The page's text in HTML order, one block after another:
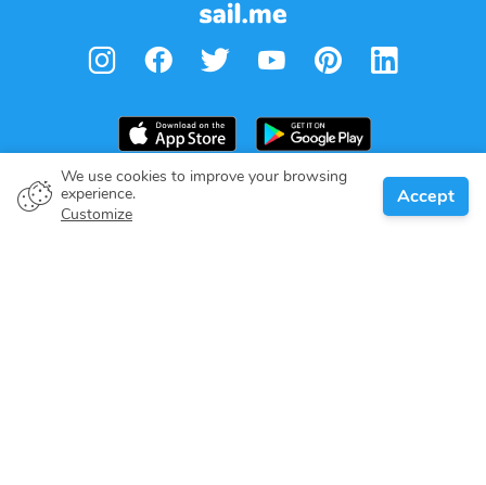
We use cookies to improve your browsing
experience.
Customize
Accept